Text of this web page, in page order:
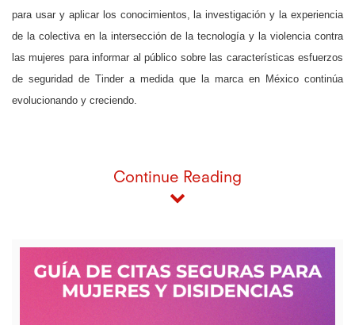
para usar y aplicar los conocimientos, la investigación y la experiencia
de la colectiva en la intersección de la tecnología y la violencia contra
las mujeres para informar al público sobre las características esfuerzos
de seguridad de Tinder a medida que la marca en México continúa
evolucionando y creciendo.
Continue Reading